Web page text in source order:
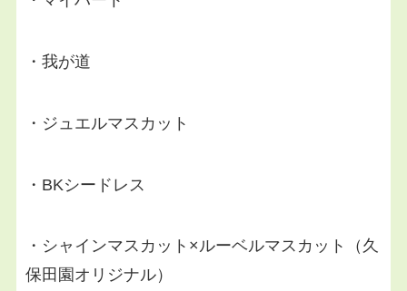
・我が道
・ジュエルマスカット
・BKシードレス
・シャインマスカット×ルーベルマスカット（久
保田園オリジナル）